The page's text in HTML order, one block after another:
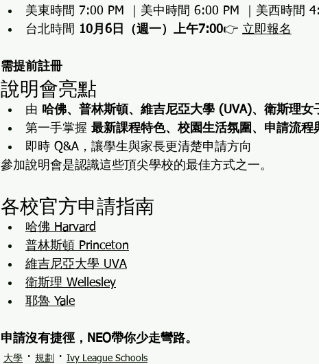
美東時間 7:00 PM ｜美中時間 6:00 PM ｜美西時間
台北時間 10月6日（週一）上午7:00👉 立即報名
需提前註冊
說明會亮點
由 哈佛、普林斯頓、維吉尼亞大學 (UVA)、衛斯理女
第一手掌握 最新課程特色、校園生活氛圍、申請流程
即時 Q&A，讓學生與家長更清楚申請方向
參加說明會是認識這些頂尖學校的最佳方式之一。
各校官方申請指南
哈佛 Harvard
普林斯頓 Princeton
維吉尼亞大學 UVA
衛斯理 Wellesley
耶魯 Yale
申請沒有捷徑，NEO帶你少走彎路。
大學 規劃 Ivy League Schools